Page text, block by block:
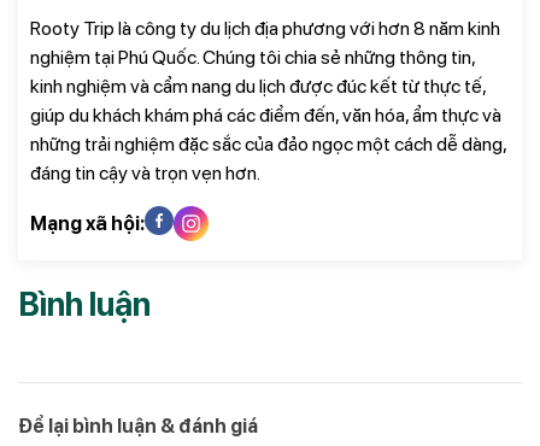
Rooty Trip là công ty du lịch địa phương với hơn 8 năm kinh
nghiệm tại Phú Quốc. Chúng tôi chia sẻ những thông tin,
kinh nghiệm và cẩm nang du lịch được đúc kết từ thực tế,
giúp du khách khám phá các điểm đến, văn hóa, ẩm thực và
những trải nghiệm đặc sắc của đảo ngọc một cách dễ dàng,
đáng tin cậy và trọn vẹn hơn.
Mạng xã hội:
Bình luận
Để lại bình luận & đánh giá